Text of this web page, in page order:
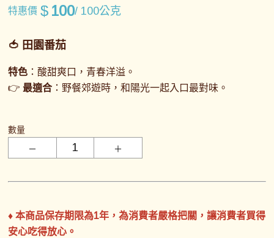
特惠價 $ 100/ 100公克
🍅 田園番茄
特色 ：酸甜爽口，青春洋溢。
👉 最適合 ：野餐郊遊時，和陽光一起入口最對味。
數量
♦ 本商品保存期限為1年，為消費者嚴格把關，讓消費者買得
安心吃得放心。